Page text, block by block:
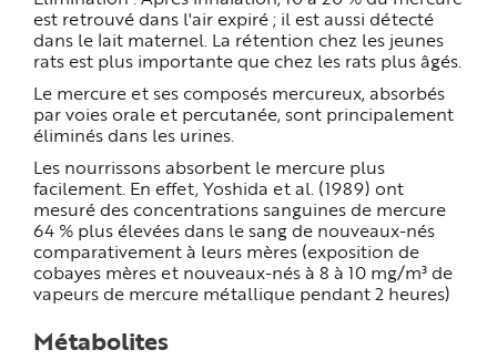
est retrouvé dans l'air expiré ; il est aussi détecté
dans le lait maternel. La rétention chez les jeunes
rats est plus importante que chez les rats plus âgés.
Le mercure et ses composés mercureux, absorbés
par voies orale et percutanée, sont principalement
éliminés dans les urines.
Les nourrissons absorbent le mercure plus
facilement. En effet, Yoshida et al. (1989) ont
mesuré des concentrations sanguines de mercure
64 % plus élevées dans le sang de nouveaux-nés
comparativement à leurs mères (exposition de
cobayes mères et nouveaux-nés à 8 à 10 mg/m³ de
vapeurs de mercure métallique pendant 2 heures)
Métabolites